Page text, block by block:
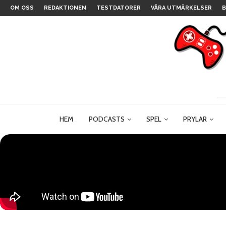
OM OSS REDAKTIONEN TESTDATORER VÅRA UTMÄRKELSER
HEM PODCASTS SPEL PRYLAR